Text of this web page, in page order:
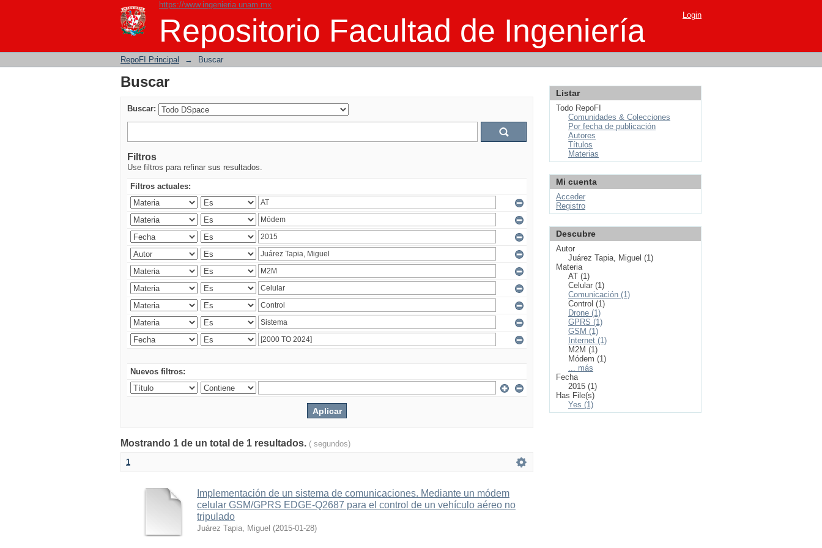
https://www.ingenieria.unam.mx
Repositorio Facultad de Ingeniería
Buscar Login
RepoFI Principal → Buscar
Buscar
Buscar:
Filtros
Use filtros para refinar sus resultados.
Filtros actuales:
Nuevos filtros:
Mostrando 1 de un total de 1 resultados. ( segundos)
1
Implementación de un sistema de comunicaciones. Mediante un módem
celular GSM/GPRS EDGE-Q2687 para el control de un vehículo aéreo no
tripulado
Juárez Tapia, Miguel (2015-01-28)
Listar
Todo RepoFI
Comunidades & Colecciones
Por fecha de publicación
Autores
Títulos
Materias
Mi cuenta
Acceder
Registro
Descubre
Autor
Juárez Tapia, Miguel (1)
Materia
AT (1)
Celular (1)
Comunicación (1)
Control (1)
Drone (1)
GPRS (1)
GSM (1)
Internet (1)
M2M (1)
Módem (1)
... más
Fecha
2015 (1)
Has File(s)
Yes (1)